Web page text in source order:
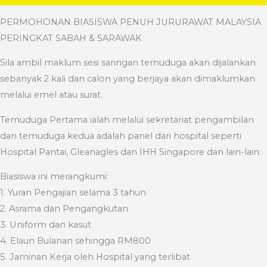
PERMOHONAN BIASISWA PENUH JURURAWAT MALAYSIA
PERINGKAT SABAH & SARAWAK
Sila ambil maklum sesi saringan temuduga akan dijalankan
sebanyak 2 kali dan calon yang berjaya akan dimaklumkan
melalui emel atau surat.
Temuduga Pertama ialah melalui sekretariat pengambilan
dan temuduga kedua adalah panel dari hospital seperti
Hospital Pantai, Gleanagles dan IHH Singapore dan lain-lain.
Biasiswa ini merangkumi:
1. Yuran Pengajian selama 3 tahun
2. Asrama dan Pengangkutan
3. Uniform dan kasut
4. Elaun Bulanan sehingga RM800
5. Jaminan Kerja oleh Hospital yang terlibat